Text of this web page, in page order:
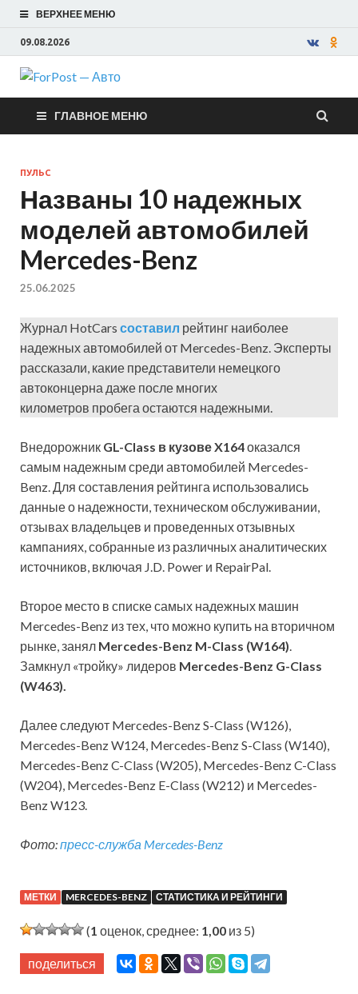
ВЕРХНЕЕ МЕНЮ
09.08.2026
ForPost —
Авто
ГЛАВНОЕ МЕНЮ
ПУЛЬС
Названы 10 надежных
моделей автомобилей
Mercedes-Benz
25.06.2025
Журнал HotCars составил рейтинг наиболее
надежных автомобилей от Mercedes-Benz. Эксперты
рассказали, какие представители немецкого
автоконцерна даже после многих
километров пробега остаются надежными.
Внедорожник GL-Class в кузове X164оказался
самым надежным среди автомобилей Mercedes-
Benz. Для составления рейтинга использовались
данные о надежности, техническом обслуживании,
отзывах владельцев и проведенных отзывных
кампаниях, собранные из различных аналитических
источников, включая J.D. Power и RepairPal.
Второе место в списке самых надежных машин
Mercedes-Benz из тех, что можно купить на вторичном
рынке, занял Mercedes-Benz M-Class (W164).
Замкнул «тройку» лидеров Mercedes-Benz G-Class
(W463).
Далее следуют Mercedes-Benz S-Class (W126),
Mercedes-Benz W124, Mercedes-Benz S-Class (W140),
Mercedes-Benz C-Class (W205), Mercedes-Benz C-Class
(W204), Mercedes-Benz E-Class (W212) и Mercedes-
Benz W123.
Фото:пресс-служба Mercedes-Benz
МЕТКИ MERCEDES-BENZ СТАТИСТИКА И РЕЙТИНГИ
(1 оценок, среднее: 1,00 из 5)
поделиться